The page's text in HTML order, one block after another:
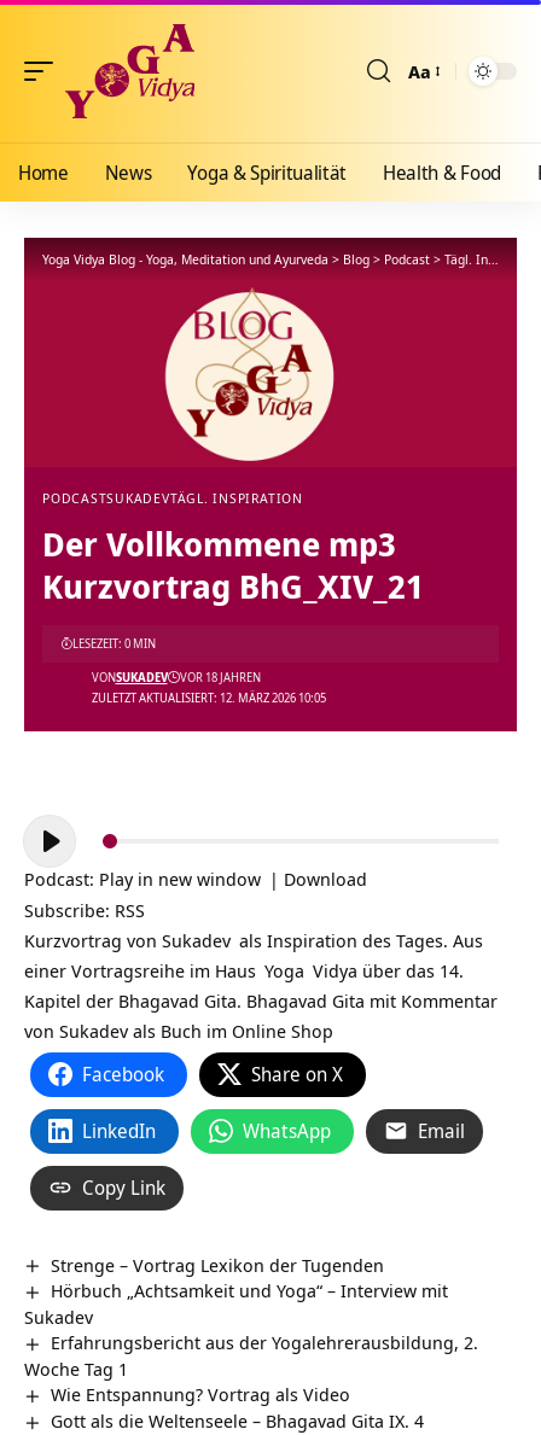
Aa
Home News Yoga & Spiritualität Health & Food
Yoga Vidya Blog - Yoga, Meditation und Ayurveda > Blog > Podcast > Tägl. Inspiration
PODCASTSUKADEVTÄGL. INSPIRATION
Der Vollkommene mp3
Kurzvortrag BhG_XIV_21
ZULETZT AKTUALISIERT: 12. MÄRZ 2026 10:05
VONSUKADEV VOR 18 JAHREN
LESEZEIT: 0 MIN
Audio-
Player
Podcast: Play in new window | Download
Subscribe: RSS
Kurzvortrag von Sukadev als Inspiration des Tages. Aus
einer Vortragsreihe im Haus Yoga Vidya über das 14.
Kapitel der Bhagavad Gita. Bhagavad Gita mit Kommentar
von Sukadev als Buch im Online Shop
Facebook Share on X
LinkedIn WhatsApp Email
Copy Link
Strenge – Vortrag Lexikon der Tugenden
Hörbuch „Achtsamkeit und Yoga“ – Interview mit
Sukadev
Erfahrungsbericht aus der Yogalehrerausbildung, 2.
Woche Tag 1
Wie Entspannung? Vortrag als Video
Gott als die Weltenseele – Bhagavad Gita IX. 4